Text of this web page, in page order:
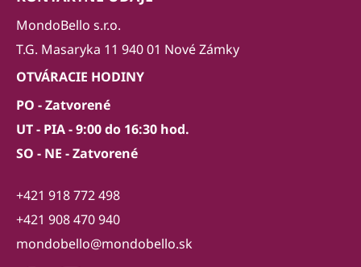
MondoBello s.r.o.
T.G. Masaryka 11 940 01 Nové Zámky
OTVÁRACIE HODINY
PO - Zatvorené
UT - PIA - 9:00 do 16:30 hod.
SO - NE - Zatvorené
+421 918 772 498
+421 908 470 940
mondobello@mondobello.sk